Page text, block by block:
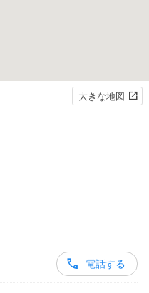
大きな地図
電話する